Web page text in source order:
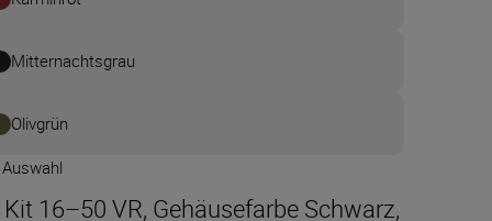
Mitternachtsgrau
Olivgrün
16–50 VR, Gehäusefarbe Schwarz,